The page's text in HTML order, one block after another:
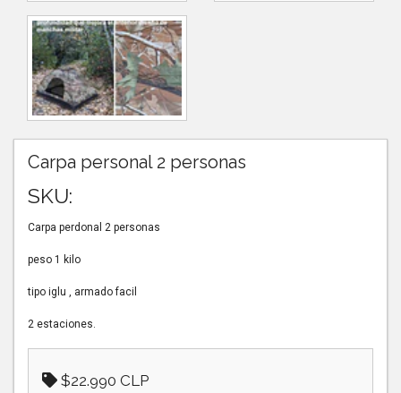
Carpa personal 2 personas
SKU:
Carpa perdonal 2 personas
peso 1 kilo
tipo iglu , armado facil
2 estaciones.
$22.990 CLP